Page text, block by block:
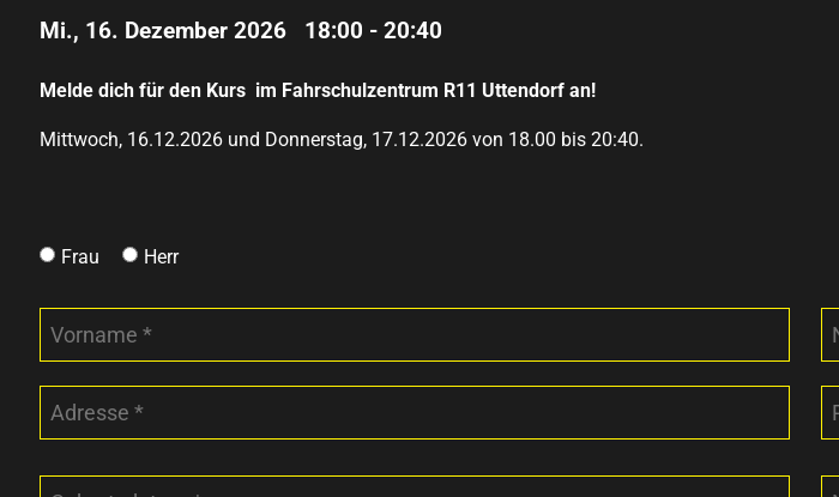
Mi., 16. Dezember 2026 18:00 - 20:40
Melde dich für den Kurs im Fahrschulzentrum R11 Uttendorf an!
Mittwoch, 16.12.2026 und Donnerstag, 17.12.2026 von 18.00 bis 20:40.
Frau Herr